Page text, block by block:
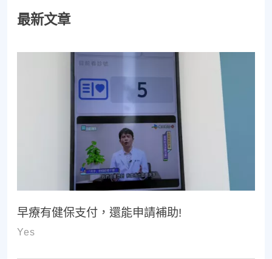
最新文章
早療有健保支付，還能申請補助!
Yes